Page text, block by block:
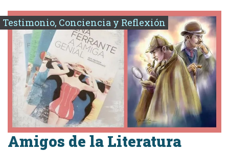
Testimonio, Conciencia y Reflexión
Amigos de la Literatura